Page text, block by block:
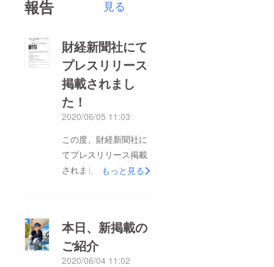
報告
見る
財経新聞社にて
プレスリリース
掲載されまし
た！
2020/06/05 11:03
この度、財経新聞社に
てプレスリリース掲載
されました！もっと見る
本日、新掲載の
ご紹介
2020/06/04 11:02